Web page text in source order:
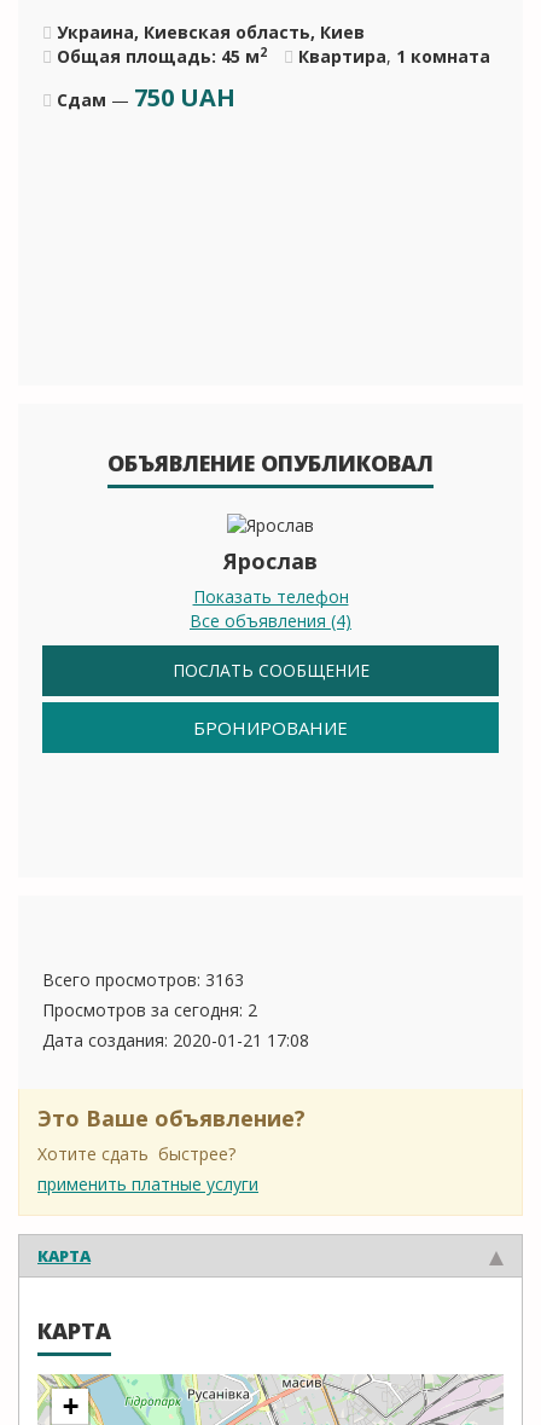
Украина, Киевская область, Киев
Общая площадь: 45 м2 Квартира, 1 комната
Сдам — 750 UAH
ОБЪЯВЛЕНИЕ ОПУБЛИКОВАЛ
Ярослав
Показать телефон
Все объявления (4)
ПОСЛАТЬ СООБЩЕНИЕ
БРОНИРОВАНИЕ
Всего просмотров: 3163
Просмотров за сегодня: 2
Дата создания: 2020-01-21 17:08
Это Ваше объявление?
Хотите сдать быстрее?
применить платные услуги
КАРТА
КАРТА
+